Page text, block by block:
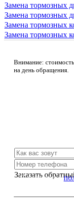
Замена тормозных
Замена тормозных
Замена тормозных
Замена тормозных
Внимание:
на день обращения.
Заказать
Я согласен с